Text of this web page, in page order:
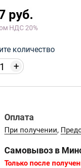
руб.
НДС 20%
количество
+
Оплата
При получении,
Самовывоз в
Только после